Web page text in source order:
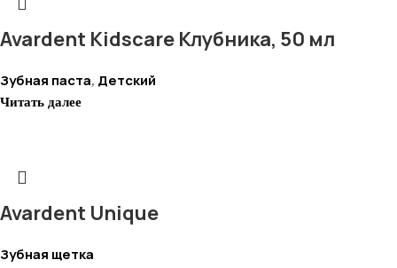
Avardent Kidscare Клубника, 50 мл
Зубная паста, Детский
Читать далее
Avardent Unique
Зубная щетка